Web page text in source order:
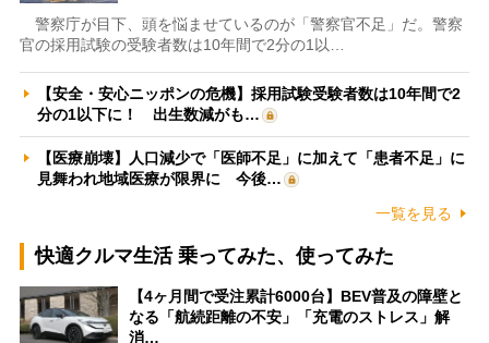
警察庁が目下、頭を悩ませているのが「警察官不足」だ。警察
官の採用試験の受験者数は10年間で2分の1以…
【安全・安心ニッポンの危機】採用試験受験者数は10年間で2
分の1以下に！ 出生数減がも…
【医療崩壊】人口減少で「医師不足」に加えて「患者不足」に
見舞われ地域医療が限界に 今後…
一覧を見る
快適クルマ生活 乗ってみた、使ってみた
【4ヶ月間で受注累計6000台】BEV普及の障壁と
なる「航続距離の不安」「充電のストレス」解
消…